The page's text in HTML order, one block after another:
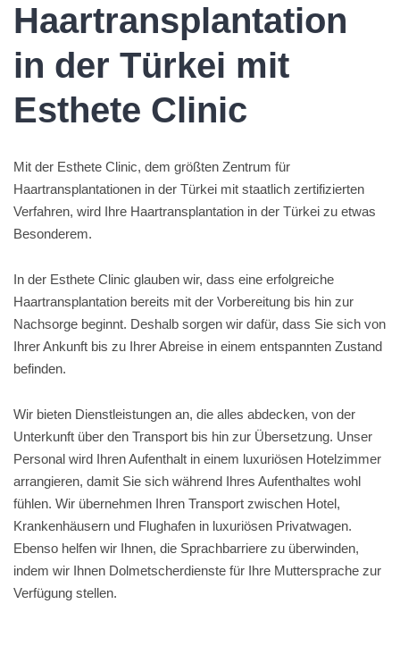
Haartransplantation
in der Türkei mit
Esthete Clinic
Mit der Esthete Clinic, dem größten Zentrum für
Haartransplantationen in der Türkei mit staatlich zertifizierten
Verfahren, wird Ihre Haartransplantation in der Türkei zu etwas
Besonderem.
In der Esthete Clinic glauben wir, dass eine erfolgreiche
Haartransplantation bereits mit der Vorbereitung bis hin zur
Nachsorge beginnt. Deshalb sorgen wir dafür, dass Sie sich von
Ihrer Ankunft bis zu Ihrer Abreise in einem entspannten Zustand
befinden.
Wir bieten Dienstleistungen an, die alles abdecken, von der
Unterkunft über den Transport bis hin zur Übersetzung. Unser
Personal wird Ihren Aufenthalt in einem luxuriösen Hotelzimmer
arrangieren, damit Sie sich während Ihres Aufenthaltes wohl
fühlen. Wir übernehmen Ihren Transport zwischen Hotel,
Krankenhäusern und Flughafen in luxuriösen Privatwagen.
Ebenso helfen wir Ihnen, die Sprachbarriere zu überwinden,
indem wir Ihnen Dolmetscherdienste für Ihre Muttersprache zur
Verfügung stellen.